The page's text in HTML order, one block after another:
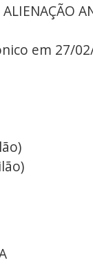
em 27/